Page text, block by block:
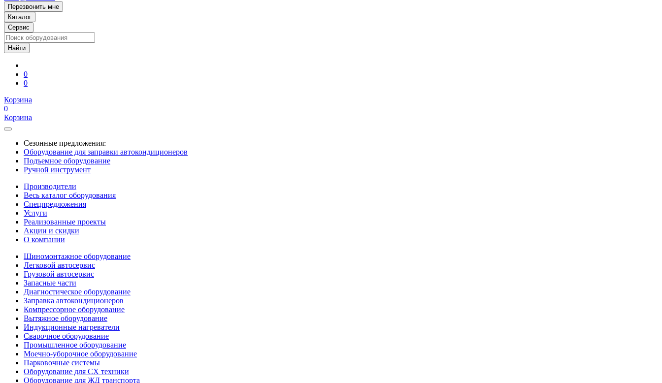
Перезвонить мне
Каталог
Сервис
0
0
Корзина
0
Корзина
Сезонные предложения:
Оборудование для заправки автокондиционеров
Подъемное оборудование
Ручной инструмент
Производители
Весь каталог оборудования
Спецпредложения
Услуги
Реализованные проекты
Акции и скидки
О компании
Шиномонтажное оборудование
Легковой автосервис
Грузовой автосервис
Запасные части
Диагностическое оборудование
Заправка автокондиционеров
Компрессорное оборудование
Вытяжное оборудование
Индукционные нагреватели
Сварочное оборудование
Промышленное оборудование
Моечно-уборочное оборудование
Парковочные системы
Оборудование для СХ техники
Оборудование для ЖД транспорта